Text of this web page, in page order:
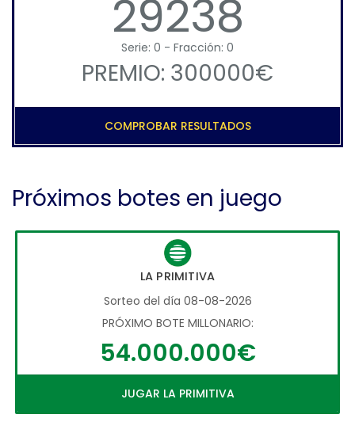
29238
Serie: 0 - Fracción: 0
PREMIO: 300000€
COMPROBAR RESULTADOS
Próximos botes en juego
LA PRIMITIVA
Sorteo del día 08-08-2026
PRÓXIMO BOTE MILLONARIO:
54.000.000€
JUGAR LA PRIMITIVA